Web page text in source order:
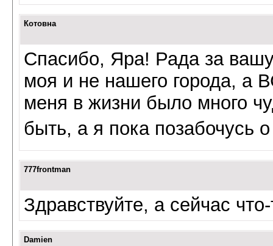
Котовна
Спасибо, Яра! Рада за вашу
моя и не нашего города, а
меня в жизни было много
быть, а я пока позабочусь
777frontman
Здравствуйте, а сейчас
Damien